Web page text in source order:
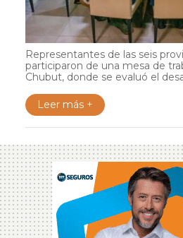
Representantes de las seis
participaron de una mesa de
Chubut, donde se evaluó el
Leer más +